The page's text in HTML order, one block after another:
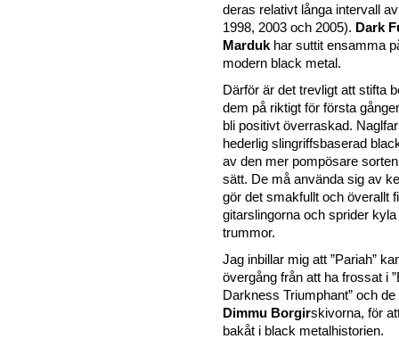
deras relativt långa intervall
1998, 2003 och 2005). Dark
Marduk har suttit ensamma
modern black metal.
Därför är det trevligt att stifta
dem på riktigt för första
bli positivt överraskad.
hederlig slingriffsbaserad
av den mer pompösare
sätt. De må använda sig av
gör det smakfullt och överallt
gitarslingorna och sprider
trummor.
Jag inbillar mig att ”Pariah”
övergång från att ha frossat i
Darkness Triumphant” och
Dimmu Borgirskivorna, för
bakåt i black metalhistorien.